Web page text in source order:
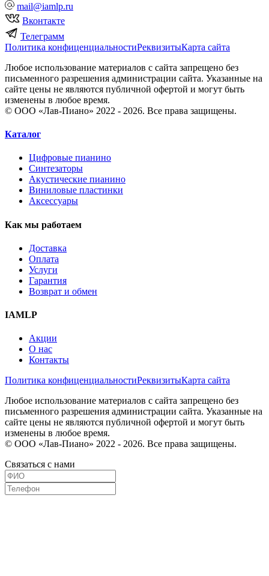
mail@iamlp.ru
Вконтакте
Телеграмм
Политика конфиценциальностиРеквизитыКарта сайта
Любое использование материалов с сайта запрещено без
письменного разрешения администрации сайта. Указанные на
сайте цены не являются публичной офертой и могут быть
изменены в любое время.
© ООО «Лав-Пиано» 2022 - 2026. Все права защищены.
Каталог
Цифровые пианино
Синтезаторы
Акустические пианино
Виниловые пластинки
Аксессуары
Как мы работаем
Доставка
Оплата
Услуги
Гарантия
Возврат и обмен
IAMLP
Акции
О нас
Контакты
Политика конфиценциальностиРеквизитыКарта сайта
Любое использование материалов с сайта запрещено без
письменного разрешения администрации сайта. Указанные на
сайте цены не являются публичной офертой и могут быть
изменены в любое время.
© ООО «Лав-Пиано» 2022 - 2026. Все права защищены.
Связаться с нами